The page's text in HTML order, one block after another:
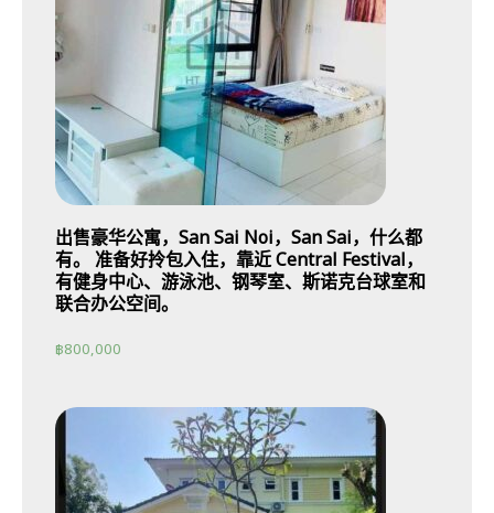
出售豪华公寓，San Sai Noi，San Sai，什么都
有。 准备好拎包入住，靠近 Central Festival，
有健身中心、游泳池、钢琴室、斯诺克台球室和
联合办公空间。
฿800,000